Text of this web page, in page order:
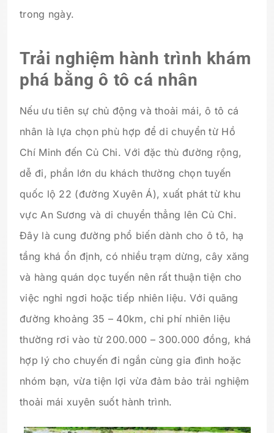
trong ngày.
Trải nghiệm hành trình khám
phá bằng ô tô cá nhân
Nếu ưu tiên sự chủ động và thoải mái, ô tô cá
nhân là lựa chọn phù hợp để di chuyển từ Hồ
Chí Minh đến Củ Chi. Với đặc thù đường rộng,
dễ đi, phần lớn du khách thường chọn tuyến
quốc lộ 22 (đường Xuyên Á), xuất phát từ khu
vực An Sương và di chuyển thẳng lên Củ Chi.
Đây là cung đường phổ biến dành cho ô tô, hạ
tầng khá ổn định, có nhiều trạm dừng, cây xăng
và hàng quán dọc tuyến nên rất thuận tiện cho
việc nghỉ ngơi hoặc tiếp nhiên liệu. Với quãng
đường khoảng 35 – 40km, chi phí nhiên liệu
thường rơi vào từ 200.000 – 300.000 đồng, khá
hợp lý cho chuyến đi ngắn cùng gia đình hoặc
nhóm bạn, vừa tiện lợi vừa đảm bảo trải nghiệm
thoải mái xuyên suốt hành trình.